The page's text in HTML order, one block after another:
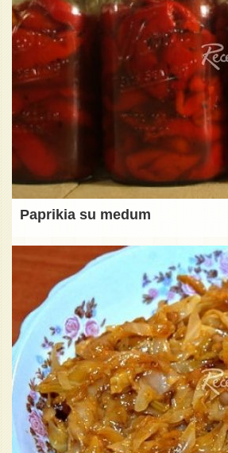
Paprikia su medum